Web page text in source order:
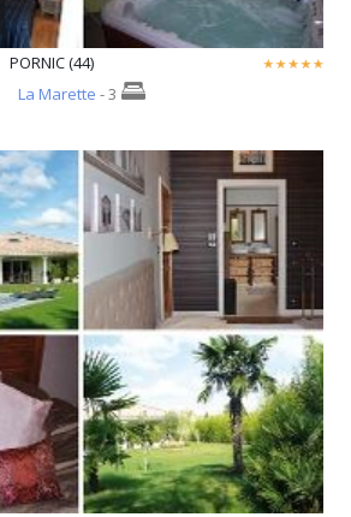
PORNIC (44)
La Marette - 3